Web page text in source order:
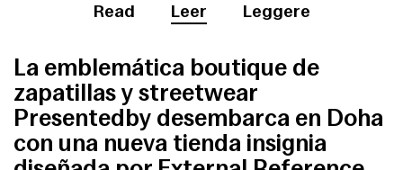
Read Leer Leggere
La emblemática boutique de
zapatillas y streetwear
Presentedby desembarca en Doha
con una nueva tienda insignia